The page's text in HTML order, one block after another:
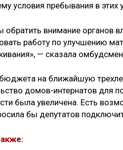
условия пребывания в
обратить внимание органов
работу по улучшению
— сказала
на ближайшую
домов-интернатов для
была увеличена. Есть
бы депутатов